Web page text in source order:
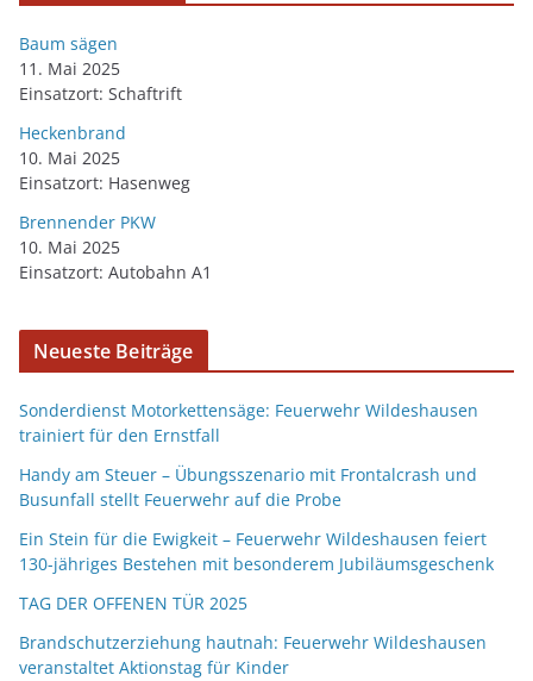
Baum sägen
11. Mai 2025
Einsatzort: Schaftrift
Heckenbrand
10. Mai 2025
Einsatzort: Hasenweg
Brennender PKW
10. Mai 2025
Einsatzort: Autobahn A1
Neueste Beiträge
Sonderdienst Motorkettensäge: Feuerwehr Wildeshausen
trainiert für den Ernstfall
Handy am Steuer – Übungsszenario mit Frontalcrash und
Busunfall stellt Feuerwehr auf die Probe
Ein Stein für die Ewigkeit – Feuerwehr Wildeshausen feiert
130-jähriges Bestehen mit besonderem Jubiläumsgeschenk
TAG DER OFFENEN TÜR 2025
Brandschutzerziehung hautnah: Feuerwehr Wildeshausen
veranstaltet Aktionstag für Kinder